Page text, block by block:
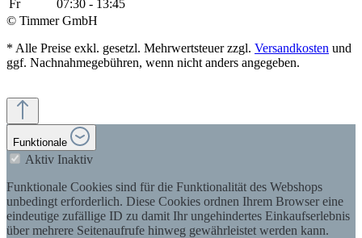
Fr
07:30 - 13:45
© Timmer GmbH
* Alle Preise exkl. gesetzl. Mehrwertsteuer zzgl. Versandkosten und
ggf. Nachnahmegebühren, wenn nicht anders angegeben.
Funktionale
Aktiv Inaktiv
Funktionale Cookies sind für die Funktionalität des Webshops
unbedingt erforderlich. Diese Cookies ordnen Ihrem Browser eine
eindeutige zufällige ID zu damit Ihr ungehindertes Einkaufserlebnis
über mehrere Seitenaufrufe hinweg gewährleistet werden kann.